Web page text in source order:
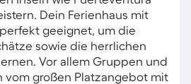
Dein Ferienhaus mit
geeignet, um die
sowie die herrlichen
Vor allem Gruppen und
vom großen Platzangebot mit